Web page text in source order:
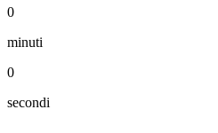
0
minuti
0
secondi